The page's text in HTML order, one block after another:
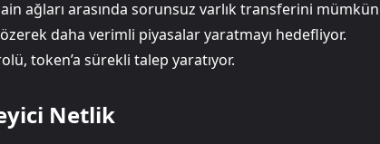
ağları arasında sorunsuz varlık transferini mümkün
daha verimli piyasalar yaratmayı hedefliyor.
token’a sürekli talep yaratıyor.
Netlik